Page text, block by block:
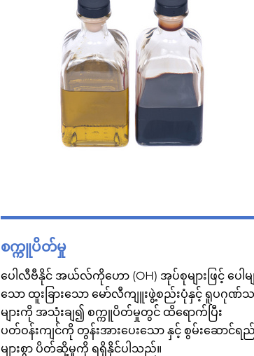
စက္ကူပိတ်မှု
ပေါလီဗီနိုင် အယ်လ်ကိုဟော (OH) အုပ်စုများဖြင့် ပေါမျ
သော ထူးခြားသော မော်လီကျူးဖွဲ့စည်းပုံနှင့် ရူပဂုဏ်သ
များကို အသုံးချ၍ စက္ကူပိတ်မှုတွင် ထိရောက်ပြီး
ပတ်ဝန်းကျင်ကို တွန်းအားပေးသော နှင့် စွမ်းဆောင်ရည်
များစွာ ပိတ်ဆို့မှုကို ရရှိနိုင်ပါသည်။